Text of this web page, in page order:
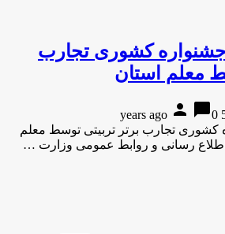
كشوری تجارب
معلم استان
person chat_bubble0
كشوری تجارب برتر تربیتی توسط معلم
رسانی و روابط عمومی وزارت …